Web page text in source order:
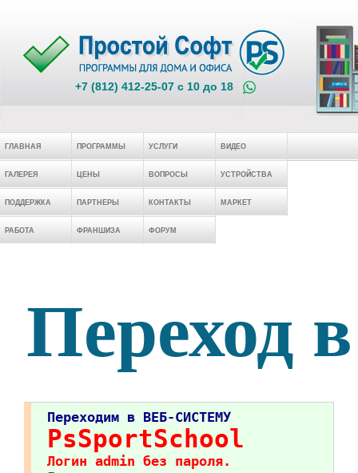
+7 (812) 412-25-07 c 10 до 18
ГЛАВНАЯ ПРОГРАММЫ УСЛУГИ ВИДЕО
ГАЛЕРЕЯ ЦЕНЫ ВОПРОСЫ УСТРОЙСТВА
ПОДДЕРЖКА ПАРТНЕРЫ КОНТАКТЫ МАРКЕТ
РАБОТА ФРАНШИЗА ФОРУМ
Переход
Переходим в ВЕБ-СИСТЕМУ
PsSportSchool
Логин admin без пароля.